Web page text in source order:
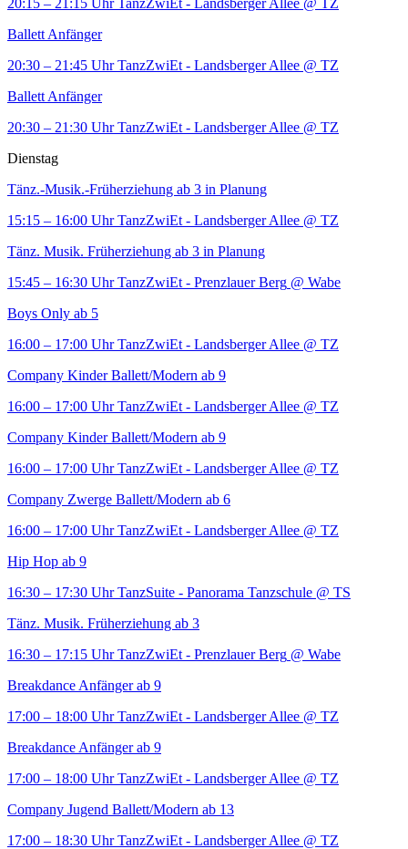
Ballett Anfänger
20:30 – 21:45 Uhr TanzZwiEt - Landsberger Allee @ TZ
Ballett Anfänger
20:30 – 21:30 Uhr TanzZwiEt - Landsberger Allee @ TZ
Dienstag
Tänz.-Musik.-Früherziehung ab 3 in Planung
15:15 – 16:00 Uhr TanzZwiEt - Landsberger Allee @ TZ
Tänz. Musik. Früherziehung ab 3 in Planung
15:45 – 16:30 Uhr TanzZwiEt - Prenzlauer Berg @ Wabe
Boys Only ab 5
16:00 – 17:00 Uhr TanzZwiEt - Landsberger Allee @ TZ
Company Kinder Ballett/Modern ab 9
16:00 – 17:00 Uhr TanzZwiEt - Landsberger Allee @ TZ
Company Kinder Ballett/Modern ab 9
16:00 – 17:00 Uhr TanzZwiEt - Landsberger Allee @ TZ
Company Zwerge Ballett/Modern ab 6
16:00 – 17:00 Uhr TanzZwiEt - Landsberger Allee @ TZ
Hip Hop ab 9
16:30 – 17:30 Uhr TanzSuite - Panorama Tanzschule @ TS
Tänz. Musik. Früherziehung ab 3
16:30 – 17:15 Uhr TanzZwiEt - Prenzlauer Berg @ Wabe
Breakdance Anfänger ab 9
17:00 – 18:00 Uhr TanzZwiEt - Landsberger Allee @ TZ
Breakdance Anfänger ab 9
17:00 – 18:00 Uhr TanzZwiEt - Landsberger Allee @ TZ
Company Jugend Ballett/Modern ab 13
17:00 – 18:30 Uhr TanzZwiEt - Landsberger Allee @ TZ